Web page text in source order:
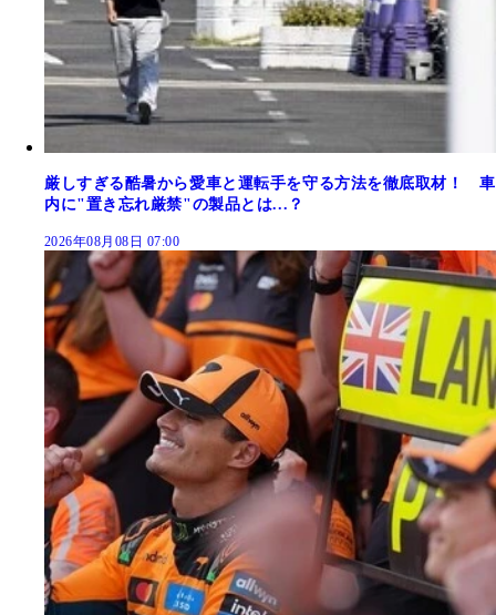
厳しすぎる酷暑から愛車と運転手を守る方法を徹底取材！ 車
内に"置き忘れ厳禁"の製品とは...？
2026年08月08日 07:00